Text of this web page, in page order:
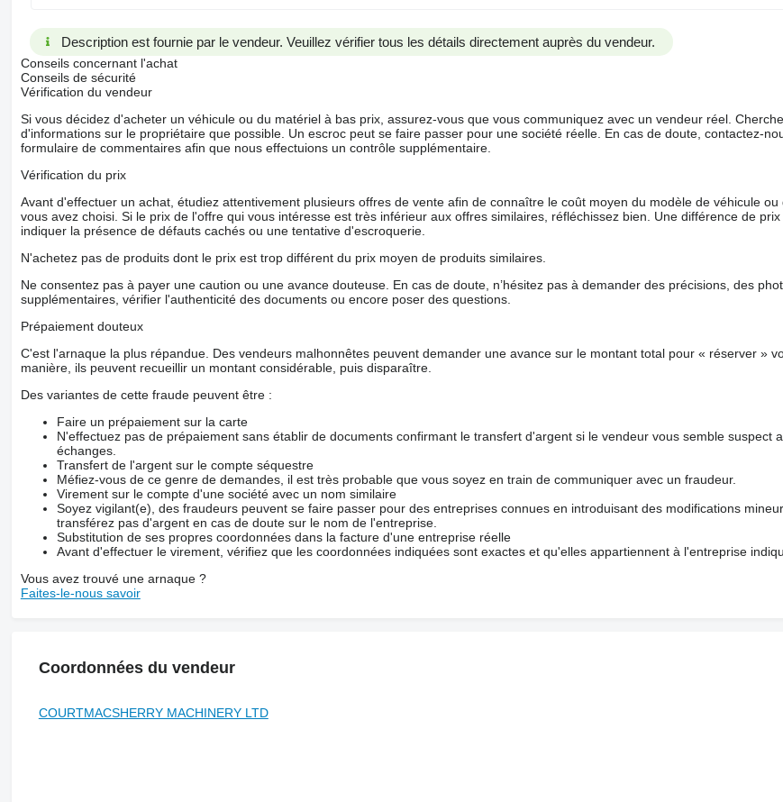
Description est fournie par le vendeur. Veuillez vérifier tous les détails directement auprès du vendeur.
Conseils concernant l'achat
Conseils de sécurité
Vérification du vendeur
Si vous décidez d'acheter un véhicule ou du matériel à bas prix, assurez-vous que vous communiquez avec un vendeur réel.
d'informations sur le propriétaire que possible. Un escroc peut se faire passer pour une société réelle. En cas de doute, contactez-
formulaire de commentaires afin que nous effectuions un contrôle supplémentaire.
Vérification du prix
Avant d'effectuer un achat, étudiez attentivement plusieurs offres de vente afin de connaître le coût moyen du modèle de véhicule
vous avez choisi. Si le prix de l'offre qui vous intéresse est très inférieur aux offres similaires, réfléchissez bien. Une différence de
indiquer la présence de défauts cachés ou une tentative d'escroquerie.
N'achetez pas de produits dont le prix est trop différent du prix moyen de produits similaires.
Ne consentez pas à payer une caution ou une avance douteuse. En cas de doute, n’hésitez pas à demander des précisions, des
supplémentaires, vérifier l'authenticité des documents ou encore poser des questions.
Prépaiement douteux
C'est l'arnaque la plus répandue. Des vendeurs malhonnêtes peuvent demander une avance sur le montant total pour « réserver »
manière, ils peuvent recueillir un montant considérable, puis disparaître.
Des variantes de cette fraude peuvent être :
Faire un prépaiement sur la carte
N'effectuez pas de prépaiement sans établir de documents confirmant le transfert d'argent si le vendeur vous semble suspect
échanges.
Transfert de l'argent sur le compte séquestre
Méfiez-vous de ce genre de demandes, il est très probable que vous soyez en train de communiquer avec un fraudeur.
Virement sur le compte d'une société avec un nom similaire
Soyez vigilant(e), des fraudeurs peuvent se faire passer pour des entreprises connues en introduisant des modifications
transférez pas d'argent en cas de doute sur le nom de l'entreprise.
Substitution de ses propres coordonnées dans la facture d'une entreprise réelle
Avant d'effectuer le virement, vérifiez que les coordonnées indiquées sont exactes et qu'elles appartiennent à l'entreprise
Vous avez trouvé une arnaque ?
Faites-le-nous savoir
Coordonnées du vendeur
COURTMACSHERRY MACHINERY LTD